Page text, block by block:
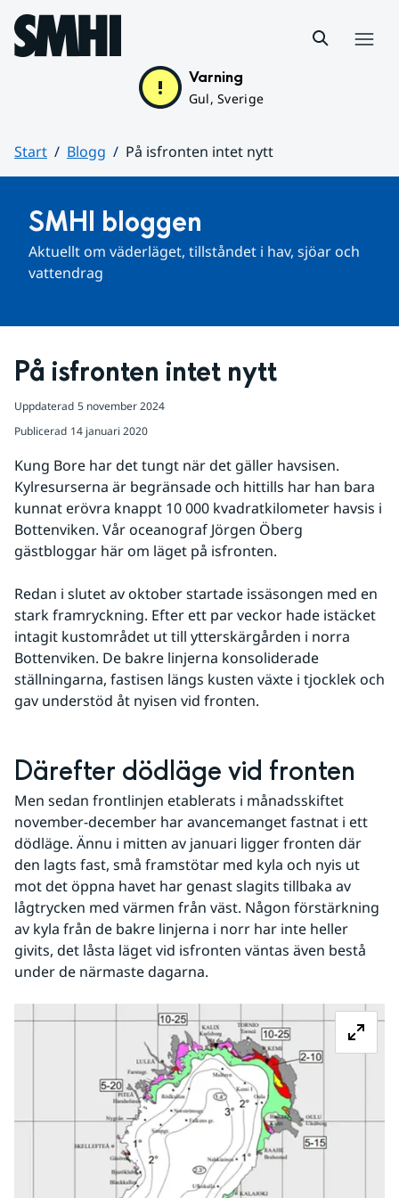
Hoppa till sidans innehåll
Varning
Gul, Sverige
Start Blogg
På isfronten intet nytt
SMHI bloggen
Aktuellt om väderläget, tillståndet i hav, sjöar och
vattendrag
På isfronten intet nytt
Uppdaterad 5 november 2024
Publicerad 14 januari 2020
Kung Bore har det tungt när det gäller havsisen.
Kylresurserna är begränsade och hittills har han bara
kunnat erövra knappt 10 000 kvadratkilometer havsis i
Bottenviken. Vår oceanograf Jörgen Öberg
gästbloggar här om läget på isfronten.
Redan i slutet av oktober startade issäsongen med en
stark framryckning. Efter ett par veckor hade istäcket
intagit kustområdet ut till ytterskärgården i norra
Bottenviken. De bakre linjerna konsoliderade
ställningarna, fastisen längs kusten växte i tjocklek och
gav understöd åt nyisen vid fronten.
Därefter dödläge vid fronten
Men sedan frontlinjen etablerats i månadsskiftet
november-december har avancemanget fastnat i ett
dödläge. Ännu i mitten av januari ligger fronten där
den lagts fast, små framstötar med kyla och nyis ut
mot det öppna havet har genast slagits tillbaka av
lågtrycken med värmen från väst. Någon förstärkning
av kyla från de bakre linjerna i norr har inte heller
givits, det låsta läget vid isfronten väntas även bestå
under de närmaste dagarna.